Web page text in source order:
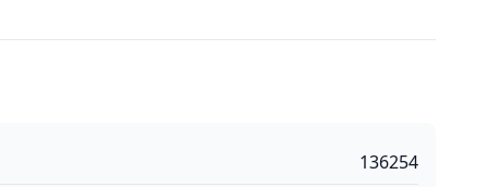
136254